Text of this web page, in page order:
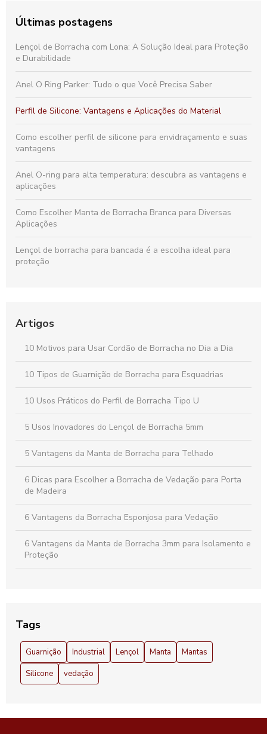
Últimas postagens
Lençol de Borracha com Lona: A Solução Ideal para Proteção
e Durabilidade
Anel O Ring Parker: Tudo o que Você Precisa Saber
Perfil de Silicone: Vantagens e Aplicações do Material
Como escolher perfil de silicone para envidraçamento e suas
vantagens
Anel O-ring para alta temperatura: descubra as vantagens e
aplicações
Como Escolher Manta de Borracha Branca para Diversas
Aplicações
Lençol de borracha para bancada é a escolha ideal para
proteção
Lençol de silicone para acamados é a solução ideal para
Perfis quadrados: descubra suas aplicações e vantagens no
mercado atual
Artigos
10 Motivos para Usar Cordão de Borracha no Dia a Dia
10 Tipos de Guarnição de Borracha para Esquadrias
10 Usos Práticos do Perfil de Borracha Tipo U
5 Usos Inovadores do Lençol de Borracha 5mm
5 Vantagens da Manta de Borracha para Telhado
6 Dicas para Escolher a Borracha de Vedação para Porta
de Madeira
6 Vantagens da Borracha Esponjosa para Vedação
6 Vantagens da Manta de Borracha 3mm para Isolamento e
Proteção
benefícios da manta de borracha
Anel de Borracha 100mm: Descubra Vantagens e
Aplicações Essenciais
Tags
Guarnição Industrial Lençol Manta
Mantas
Silicone
vedação